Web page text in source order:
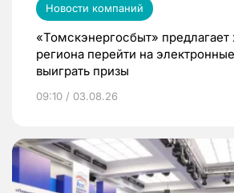
Новости компаний
«Томскэнергосбыт»
региона перейти на
выиграть призы
09:10 / 03.08.26